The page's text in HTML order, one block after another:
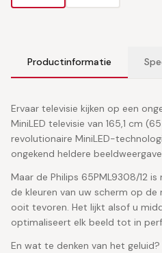
Productinformatie
Ervaar televisie kijken op een
MiniLED televisie van 165,1 cm
revolutionaire MiniLED-
ongekend heldere
Maar de Philips 65PML9308/12
de kleuren van uw scherm op
ooit tevoren. Het lijkt alsof u
optimaliseert elk beeld tot in
En wat te denken van het